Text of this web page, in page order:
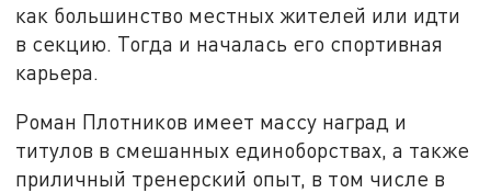
как большинство местных жителей или идти
в секцию. Тогда и началась его спортивная
карьера.
Роман Плотников имеет массу наград и
титулов в смешанных единоборствах, а также
приличный тренерский опыт, в том числе в